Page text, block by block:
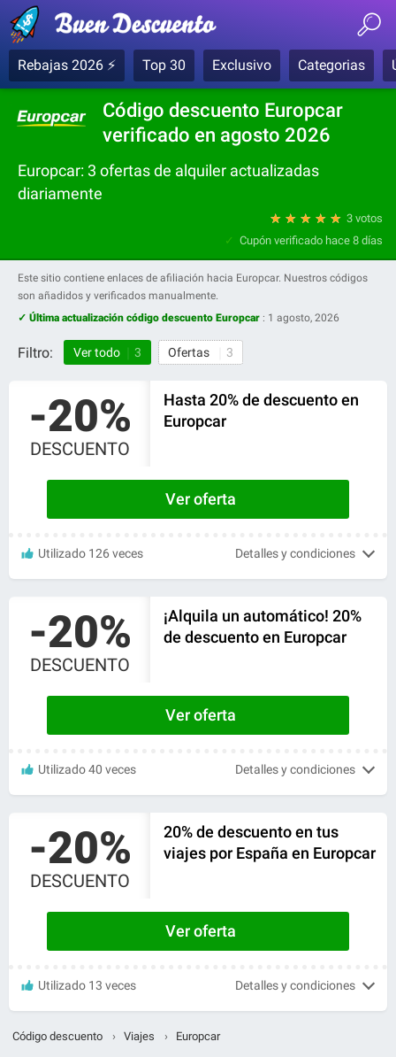
Rebajas 2026 ⚡ Top 30 Exclusivo Categorias
Código descuento Europcar
verificado en agosto 2026
Europcar: 3 ofertas de alquiler actualizadas
diariamente
3 votos
★
★
★
★
★
Cupón verificado hace 8 días
Este sitio contiene enlaces de afiliación hacia Europcar. Nuestros códigos
son añadidos y verificados manualmente.
✓ Última actualización código descuento Europcar : 1 agosto, 2026
Filtro: Ver todo 3 Ofertas 3
-20%
DESCUENTO
Hasta 20% de descuento en
Europcar
Ver oferta
Utilizado 126 veces Detalles y condiciones
-20%
DESCUENTO
¡Alquila un automático! 20%
de descuento en Europcar
Ver oferta
Utilizado 40 veces Detalles y condiciones
-20%
DESCUENTO
20% de descuento en tus
viajes por España en Europcar
Ver oferta
Utilizado 13 veces Detalles y condiciones
Código descuento › Viajes › Europcar